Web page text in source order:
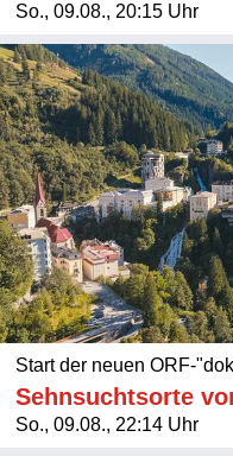
So., 09.08., 20:15 Uhr
Start der neuen ORF-
Sehnsuchtsorte
So., 09.08., 22:14 Uhr